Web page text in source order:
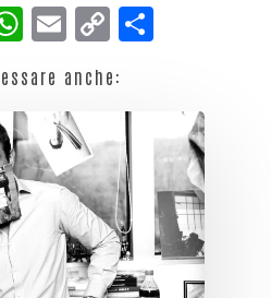
WhatsApp
Email
Copy
anche: